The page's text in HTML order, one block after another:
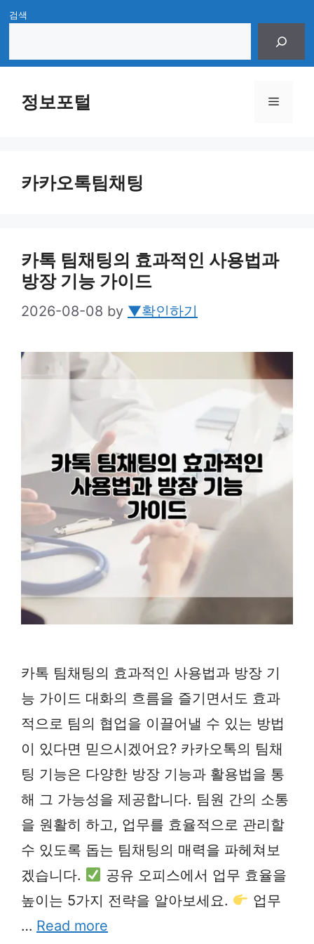
Skip
content
검색
정보포털 Menu
카카오톡팀채팅
카톡 팀채팅의 효과적인 사용법과
방장 기능 가이드
2026-08-08 by ▼확인하기
카톡 팀채팅의 효과적인 사용법과 방장 기
능 가이드 대화의 흐름을 즐기면서도 효과
적으로 팀의 협업을 이끌어낼 수 있는 방법
이 있다면 믿으시겠어요? 카카오톡의 팀채
팅 기능은 다양한 방장 기능과 활용법을 통
해 그 가능성을 제공합니다. 팀원 간의 소통
을 원활히 하고, 업무를 효율적으로 관리할
수 있도록 돕는 팀채팅의 매력을 파헤쳐보
겠습니다.
공유 오피스에서 업무 효율을
높이는 5가지 전략을 알아보세요.
업무
… Read more